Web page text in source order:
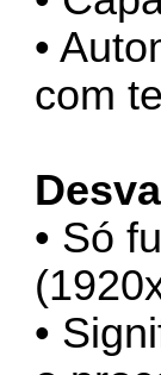
•
com
• Só
•